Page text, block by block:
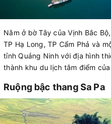
Nằm ở bờ Tây của Vịnh Bắc
TP Hạ Long, TP Cẩm Phả và
tỉnh Quảng Ninh với địa hình
thành khu du lịch tâm điểm
Ruộng bậc thang Sa Pa